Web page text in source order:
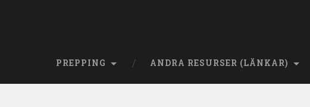
PREPPING ANDRA RESURSER (LÄNKAR)